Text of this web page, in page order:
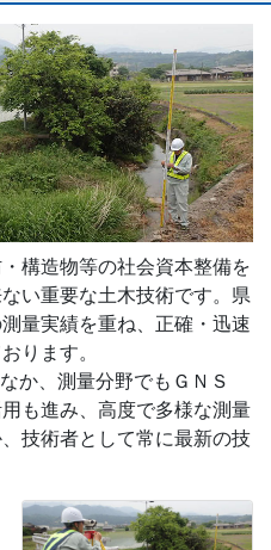
構造物等の社会資本整備を
い重要な土木技術です。県
量実績を重ね、正確・迅速
ります。
か、測量分野でもＧＮＳ
も進み、高度で多様な測量
技術者として常に最新の技